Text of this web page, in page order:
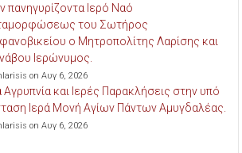
πανηγυρίζοντα Ιερό Ναό
του Σωτήρος
ο Μητροπολίτης Λαρίσης και
Ιερώνυμος.
on Αυγ 6, 2026
Αγρυπνία και Ιερές Παρακλήσεις στην υπό
Ιερά Μονή Αγίων Πάντων Αμυγδαλέας.
on Αυγ 6, 2026